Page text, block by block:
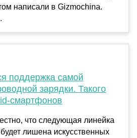
написали в Gizmochina.
поддержка самой
зарядки. Такого
смартфонов
что следующая линейка
лишена искусственных